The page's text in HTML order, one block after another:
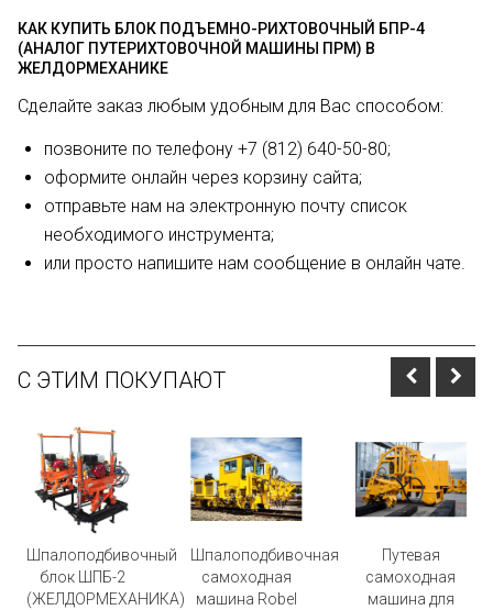
КАК КУПИТЬ БЛОК ПОДЪЕМНО-РИХТОВОЧНЫЙ БПР-4
(АНАЛОГ ПУТЕРИХТОВОЧНОЙ МАШИНЫ ПРМ) В
ЖЕЛДОРМЕХАНИКЕ
Сделайте заказ любым удобным для Вас способом:
позвоните по телефону +7 (812) 640-50-80;
оформите онлайн через корзину сайта;
отправьте нам на электронную почту список
необходимого инструмента;
или просто напишите нам сообщение в онлайн чате.
С ЭТИМ ПОКУПАЮТ
Шпалоподбивочный
блок ШПБ-2
(ЖЕЛДОРМЕХАНИКА)
Шпалоподбивочная
самоходная
машина Robel
Путевая
самоходная
машина для